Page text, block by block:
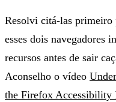
Resolvi citá-las primeiro
esses dois navegadores
recursos antes de sair
Aconselho o vídeo
the Firefox Accessibility